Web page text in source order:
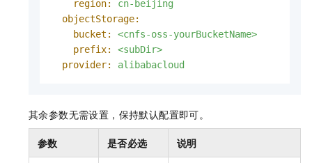
region:
cn-beijing
objectStorage:
bucket:
<cnfs-oss-yourBucketName>
prefix:
<subDir>
provider:
alibabacloud
其余参数无需设置，保持默认配置即可。
参数 是否必选 说明